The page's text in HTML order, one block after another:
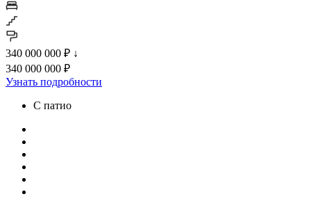
340 000 000 ₽ ↓
340 000 000 ₽
Узнать подробности
С патио